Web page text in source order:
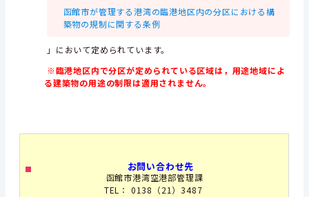
函館市が管理する港湾の臨港地区内の分区における構
築物の規制に関する条例
」において定められています。
※臨港地区内で分区が定められている区域は，用途地域によ
る建築物の用途の制限は適用されません。
お問い合わせ先
函館市港湾空港部管理課
TEL： 0138（21）3487